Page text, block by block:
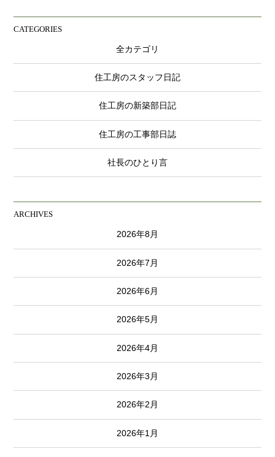
CATEGORIES
全カテゴリ
住工房のスタッフ日記
住工房の新築部日記
住工房の工事部日誌
社長のひとり言
ARCHIVES
2026年8月
2026年7月
2026年6月
2026年5月
2026年4月
2026年3月
2026年2月
2026年1月